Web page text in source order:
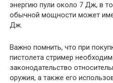
энергию пули около 7 Дж, в
обычной мощности может
Дж.
Важно помнить, что при
пистолета стример
законодательство
оружия, а также его